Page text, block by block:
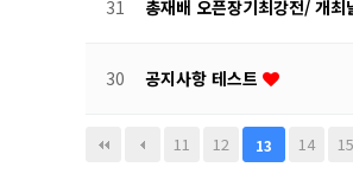
31 총재배 오픈장기최강전/ 개최
30 공지사항 테스트
11 12 13 14 15